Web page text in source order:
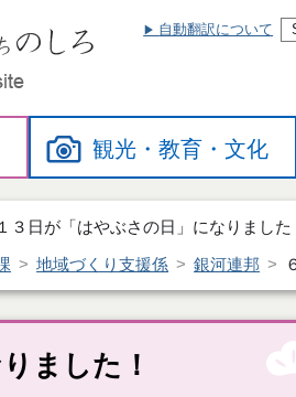
自動翻訳について
観光・教育・文化
３日が「はやぶさの日」になりました
地域づくり支援係 銀河連邦
ました！